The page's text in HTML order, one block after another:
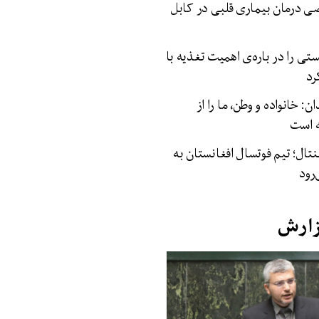
درمان بیماری‌ قلبی در کابل
را در باره‌ی اهمیت تغذیه با
خانواده و وطن، ما را از
است
تیم فوتسال افغانستان به